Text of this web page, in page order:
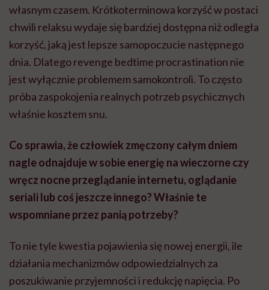
własnym czasem. Krótkoterminowa korzyść w postaci
chwili relaksu wydaje się bardziej dostępna niż odległa
korzyść, jaką jest lepsze samopoczucie następnego
dnia. Dlatego revenge bedtime procrastination nie
jest wyłącznie problemem samokontroli. To często
próba zaspokojenia realnych potrzeb psychicznych
właśnie kosztem snu.
Co sprawia, że człowiek zmęczony całym dniem
nagle odnajduje w sobie energię na wieczorne czy
wręcz nocne przeglądanie internetu, oglądanie
seriali lub coś jeszcze innego? Właśnie te
wspomniane przez panią potrzeby?
To nie tyle kwestia pojawienia się nowej energii, ile
działania mechanizmów odpowiedzialnych za
poszukiwanie przyjemności i redukcję napięcia. Po